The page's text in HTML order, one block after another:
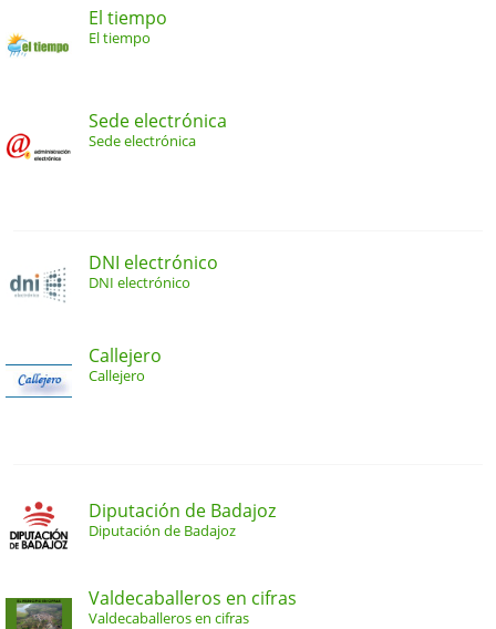
El tiempo
El tiempo
Sede electrónica
Sede electrónica
DNI electrónico
DNI electrónico
Callejero
Callejero
Diputación de Badajoz
Diputación de Badajoz
Valdecaballeros en cifras
Valdecaballeros en cifras